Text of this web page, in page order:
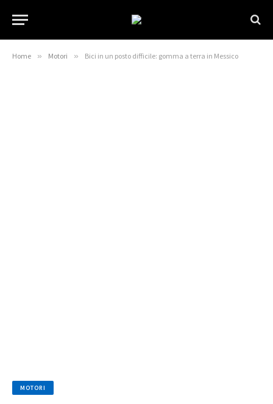
Home » Motori » Bici in un posto difficile: gomma a terra in Messico
MOTORI